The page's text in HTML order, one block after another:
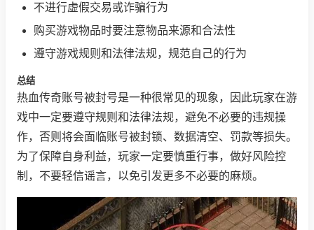
不进行虚假交易或诈骗行为
购买游戏物品时要注意物品来源和合法性
遵守游戏规则和法律法规，规范自己的行为
总结
热血传奇账号被封号是一种很常见的现象，因此玩家在游
戏中一定要遵守规则和法律法规，避免不必要的违规操
作，否则将会面临账号被封锁、数据清空、罚款等损失。
为了保障自身利益，玩家一定要慎重行事，做好风险控
制，不要轻信谣言，以免引发更多不必要的麻烦。